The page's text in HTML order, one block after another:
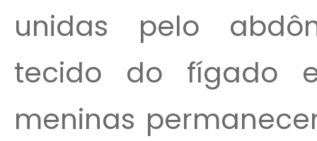
unidas pelo
tecido do fígado
meninas